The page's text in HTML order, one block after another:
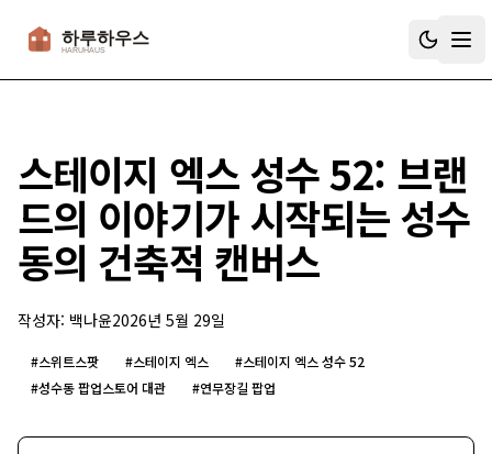
하루하우스
스테이지 엑스 성수 52: 브랜
드의 이야기가 시작되는 성수
동의 건축적 캔버스
작성자: 백나윤2026년 5월 29일
#스위트스팟 #스테이지 엑스 #스테이지 엑스 성수 52
#성수동 팝업스토어 대관 #연무장길 팝업